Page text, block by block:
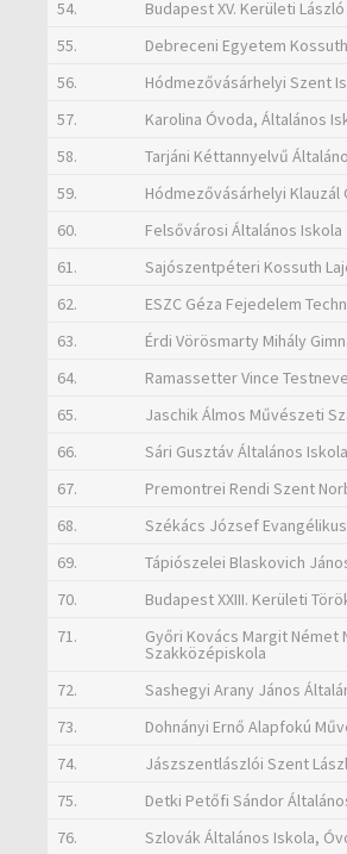
54.
Budapest XV. Kerületi
55.
Debreceni Egyetem
56.
Hódmezővásárhelyi Szent
57.
Karolina Óvoda, Általános
58.
Tarjáni Kéttannyelvű
59.
Hódmezővásárhelyi Klauzál
60.
Felsővárosi Általános Iskola
61.
Sajószentpéteri Kossuth
62.
ESZC Géza Fejedelem
63.
Érdi Vörösmarty Mihály
64.
Ramassetter Vince
65.
Jaschik Álmos Művészeti
66.
Sári Gusztáv Általános
67.
Premontrei Rendi Szent
68.
Székács József
69.
Tápiószelei Blaskovich
70.
Budapest XXIII. Kerületi
71.
Győri Kovács Margit
Szakközépiskola
72. Sashegyi Arany János
73.
Dohnányi Ernő Alapfokú
74.
Jászszentlászlói Szent
75.
Detki Petőfi Sándor
76.
Szlovák Általános Iskola,